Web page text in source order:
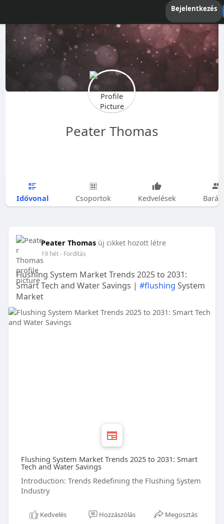
Bejelentkezés
Peater Thomas
Idővonal Csoportok Kedvelések
Peater Thomas új cikket hozott létre
19 hét- Fordítás
Flushing System Market Trends 2025 to 2031:
Smart Tech and Water Savings | #flushing System
Market
Flushing System Market Trends 2025 to 2031: Smart
Tech and Water Savings
Introduction: Trends Redefining the Flushing System
Industry
Kedvelés Hozzászólás Megosztás